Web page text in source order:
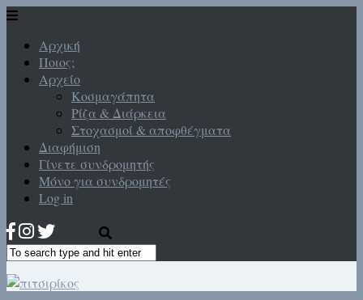
Αρχική
Ποιος;
Αρχείο
Κοσμαγάπητα
Ρίζα & Διάρκεια
Στοχασμοί & αποφθέγματα
Διαφήμιση
Γίνετε συνδρομητής
Μόνο για συνδρομητές
Log in